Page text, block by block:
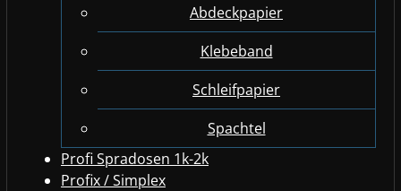
Abdeckpapier
Klebeband
Schleifpapier
Spachtel
Profi Spradosen 1k-2k
Profix / Simplex